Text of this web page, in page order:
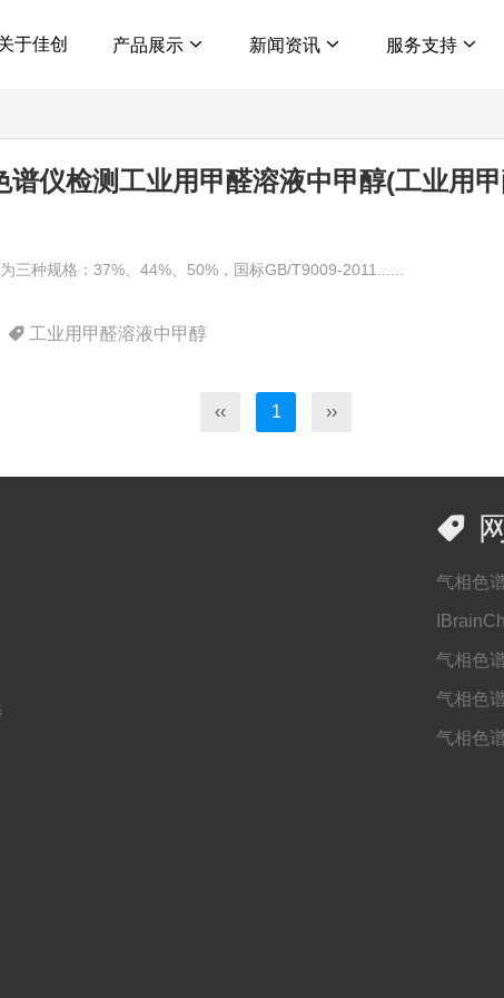
于佳创 产品展示 新闻资讯 服务支持
谱仪检测工业用甲醛溶液中甲醇(工业用
三种规格：37%、44%、50%，国标GB/T9009-2011......
工业用甲醛溶液中甲醇
‹‹ 1 ››

气相色
气相色
气相色
气相色